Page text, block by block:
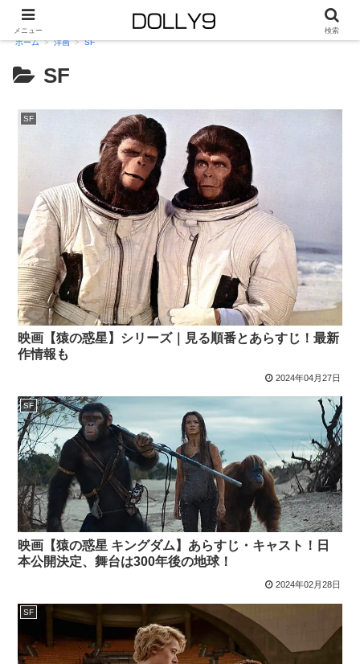
ホーム 洋画 SF
SF
SF
映画【猿の惑星】シリーズ｜見る順番とあらすじ！最新
作情報も
2024年04月27日
SF
映画【猿の惑星 キングダム】あらすじ・キャスト！日
本公開決定、舞台は300年後の地球！
2024年02月28日
SF
メニュー 検索